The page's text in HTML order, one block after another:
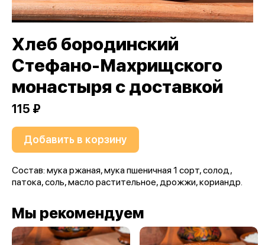
Хлеб бородинский
Стефано-Махрищского
монастыря с доставкой
115 ₽
Добавить в корзину
Состав: мука ржаная, мука пшеничная 1 сорт, солод,
патока, соль, масло растительное, дрожжи, кориандр.
Мы рекомендуем